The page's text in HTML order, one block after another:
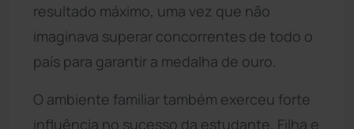
resultado máximo, uma vez que não
imaginava superar concorrentes de todo o
país para garantir a medalha de ouro.
O ambiente familiar também exerceu forte
influência no sucesso da estudante. Filha e